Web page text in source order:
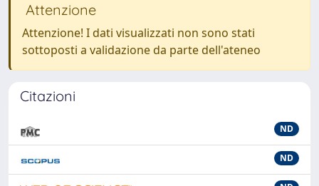
Attenzione
Attenzione! I dati visualizzati non sono stati
sottoposti a validazione da parte dell'ateneo
Citazioni
ND
ND